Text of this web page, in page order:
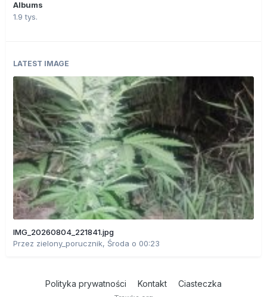
Albums
1.9 tys.
LATEST IMAGE
IMG_20260804_221841.jpg
Przez zielony_porucznik, Środa o 00:23
Polityka prywatności Kontakt Ciasteczka